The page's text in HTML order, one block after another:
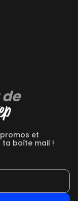
et
ta boîte mail !